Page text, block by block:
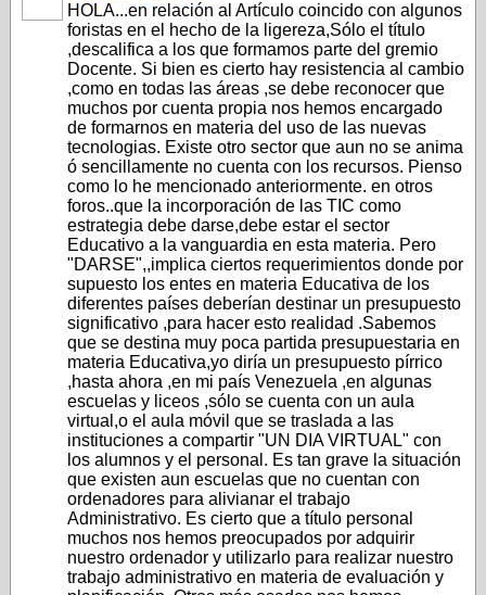
HOLA...en relación al Artículo coincido con algunos
foristas en el hecho de la ligereza,Sólo el título
,descalifica a los que formamos parte del gremio
Docente. Si bien es cierto hay resistencia al cambio
,como en todas las áreas ,se debe reconocer que
muchos por cuenta propia nos hemos encargado
de formarnos en materia del uso de las nuevas
tecnologias. Existe otro sector que aun no se anima
ó sencillamente no cuenta con los recursos. Pienso
como lo he mencionado anteriormente. en otros
foros..que la incorporación de las TIC como
estrategia debe darse,debe estar el sector
Educativo a la vanguardia en esta materia. Pero
"DARSE",,implica ciertos requerimientos donde por
supuesto los entes en materia Educativa de los
diferentes países deberían destinar un presupuesto
significativo ,para hacer esto realidad .Sabemos
que se destina muy poca partida presupuestaria en
materia Educativa,yo diría un presupuesto pírrico
,hasta ahora ,en mi país Venezuela ,en algunas
escuelas y liceos ,sólo se cuenta con un aula
virtual,o el aula móvil que se traslada a las
instituciones a compartir "UN DIA VIRTUAL" con
los alumnos y el personal. Es tan grave la situación
que existen aun escuelas que no cuentan con
ordenadores para alivianar el trabajo
Administrativo. Es cierto que a título personal
muchos nos hemos preocupados por adquirir
nuestro ordenador y utilizarlo para realizar nuestro
trabajo administrativo en materia de evaluación y